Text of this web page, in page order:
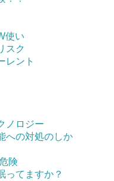
使い
スク
レント
ノロジー
への対処のしか
険
ってますか？